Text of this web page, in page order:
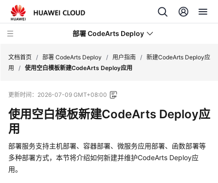
部署 CodeArts Deploy
新
动
态
功
能
总
文档首页 / 部署 CodeArts Deploy / 用户指南 / 新建CodeArts Deploy应
用
/ 使用空白模板新建CodeArts Deploy应用
更新时间： 2026-07-09 GMT+08:00
使用空白模板新建CodeArts Deploy应
用
部署服务支持主机部署、容器部署、微服务应用部署、函数部署等
多种部署方式，本节将介绍如何新建并维护CodeArts Deploy应
用。